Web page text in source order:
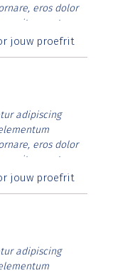
eros dolor
vitae erat.
rutrum lorem
jouw proefrit
adipiscing
eros dolor
vitae erat.
rutrum lorem
jouw proefrit
adipiscing